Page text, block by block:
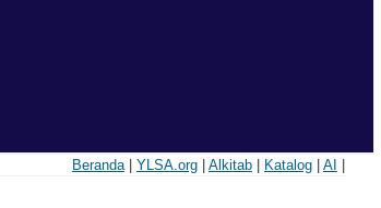
Beranda| YLSA.org| Alkitab| Katalog| AI